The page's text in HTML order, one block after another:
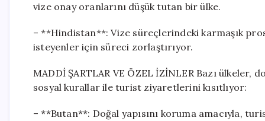
vize onay oranlarını düşük tutan bir ülke.
– **Hindistan**: Vize süreçlerindeki karmaşık
isteyenler için süreci zorlaştırıyor.
MADDİ ŞARTLAR VE ÖZEL İZİNLER Bazı
sosyal kurallar ile turist ziyaretlerini kısıtlıyor:
– **Butan**: Doğal yapısını koruma amacıyla,